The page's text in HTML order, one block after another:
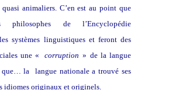
quasi animaliers. C’en est au point que
philosophes de l’Encyclopédie
systèmes linguistiques et feront des
une «corruption » de la langue
que… la langue nationale a trouvé ses
idiomes originaux et originels.